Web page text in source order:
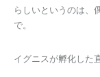
らしいというのは、
で。
イグニスが孵化した